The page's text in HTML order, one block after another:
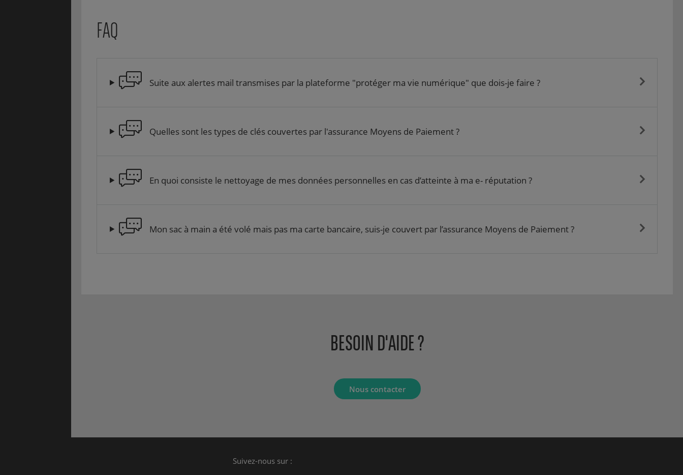
FAQ
Suite aux alertes mail transmises par la plateforme "protéger ma vie numérique" que dois-je faire ?
Quelles sont les types de clés couvertes par l'assurance Moyens de Paiement ?
En quoi consiste le nettoyage de mes données personnelles en cas d’atteinte à ma e- réputation ?
Mon sac à main a été volé mais pas ma carte bancaire, suis-je couvert par l’assurance Moyens de Paiement ?
BESOIN D'AIDE ?
Nous contacter
Suivez-nous sur :